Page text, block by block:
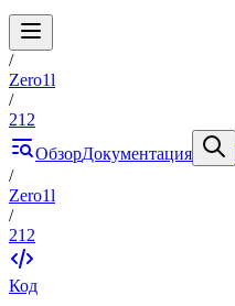
/
Zero1l
/
212
ОбзорДокументация
/
Zero1l
/
212
Код